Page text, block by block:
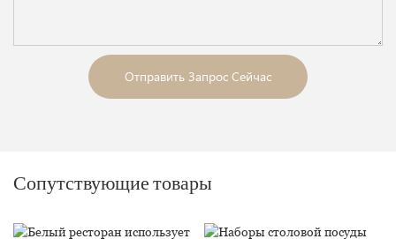
Отправить Запрос Сейчас
Сопутствующие товары